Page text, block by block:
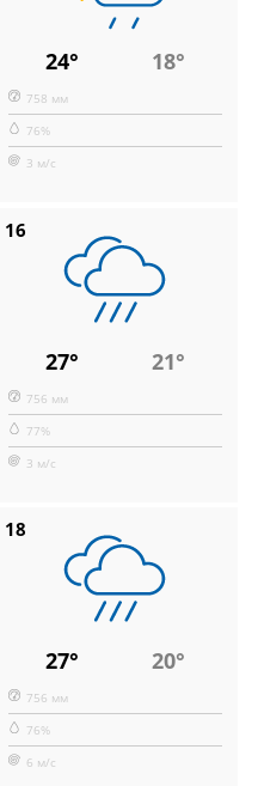
24° 18°
758 мм
76%
3 м/с
16
27° 21°
756 мм
77%
3 м/с
18
27° 20°
756 мм
76%
6 м/с